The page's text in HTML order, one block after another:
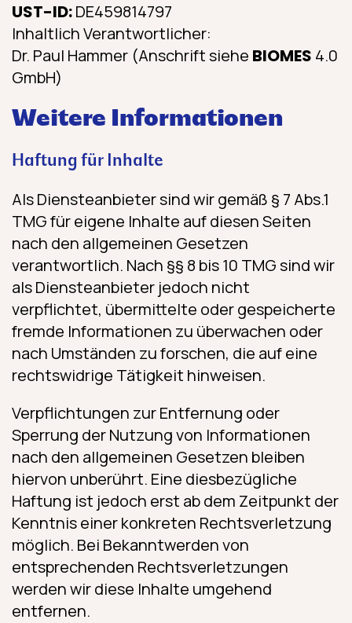
UST-ID:DE459814797
Inhaltlich Verantwortlicher:
Dr. Paul Hammer (Anschrift siehe BIOMES 4.0
GmbH)
Weitere Informationen
Haftung für Inhalte
Als Diensteanbieter sind wir gemäß § 7 Abs.1
TMG für eigene Inhalte auf diesen Seiten
nach den allgemeinen Gesetzen
verantwortlich. Nach §§ 8 bis 10 TMG sind wir
als Diensteanbieter jedoch nicht
verpflichtet, übermittelte oder gespeicherte
fremde Informationen zu überwachen oder
nach Umständen zu forschen, die auf eine
rechtswidrige Tätigkeit hinweisen.
Verpflichtungen zur Entfernung oder
Sperrung der Nutzung von Informationen
nach den allgemeinen Gesetzen bleiben
hiervon unberührt. Eine diesbezügliche
Haftung ist jedoch erst ab dem Zeitpunkt der
Kenntnis einer konkreten Rechtsverletzung
möglich. Bei Bekanntwerden von
entsprechenden Rechtsverletzungen
werden wir diese Inhalte umgehend
entfernen.